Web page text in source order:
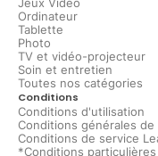
Jeux Vidéo
Ordinateur
Tablette
Photo
TV et vidéo-projecteur
Soin et entretien
Toutes nos catégories
Conditions
Conditions d'utilisation
Conditions générales de
Conditions de service
*Conditions